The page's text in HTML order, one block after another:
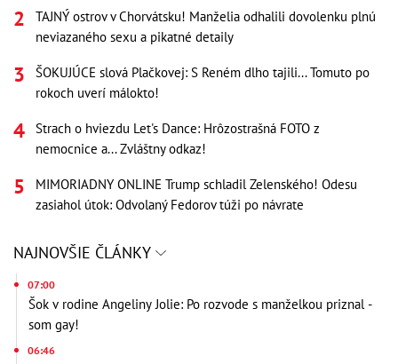
TAJNÝ ostrov v Chorvátsku! Manželia odhalili dovolenku plnú
neviazaného sexu a pikatné detaily
ŠOKUJÚCE slová Plačkovej: S Reném dlho tajili... Tomuto po
rokoch uverí málokto!
Strach o hviezdu Let's Dance: Hrôzostrašná FOTO z
nemocnice a... Zvláštny odkaz!
MIMORIADNY ONLINE Trump schladil Zelenského! Odesu
zasiahol útok: Odvolaný Fedorov túži po návrate
NAJNOVŠIE ČLÁNKY
07:00
Šok v rodine Angeliny Jolie: Po rozvode s manželkou priznal -
som gay!
06:46